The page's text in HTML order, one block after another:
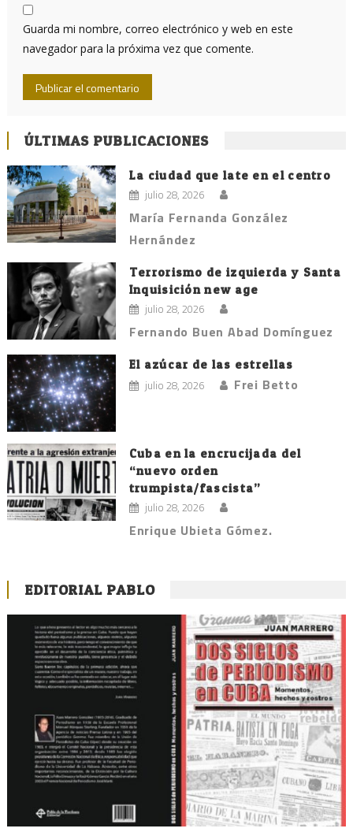
Guarda mi nombre, correo electrónico y web en este
navegador para la próxima vez que comente.
ÚLTIMAS PUBLICACIONES
La ciudad que late en el centro
julio 28, 2026
María Fernanda González
Hernández
Terrorismo de izquierda y Santa
Inquisición new age
julio 28, 2026
Fernando Buen Abad Domínguez
El azúcar de las estrellas
julio 28, 2026 Frei Betto
Cuba en la encrucijada del
“nuevo orden
trumpista/fascista”
julio 28, 2026
Enrique Ubieta Gómez.
EDITORIAL PABLO